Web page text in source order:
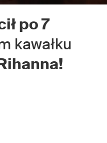
po 7
kawałku